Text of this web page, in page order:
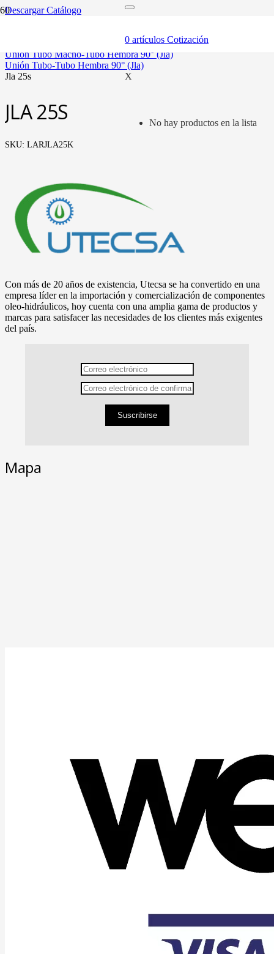
0 artículos Cotización
X
No hay productos en la lista
Descargar Catálogo
unión tubo macho-tubo hembra 90° (jla)
unión tubo-tubo hembra 90° (jla)
jla 25s
JLA 25S
SKU: LARJLA25K
Con más de 20 años de existencia, Utecsa se ha convertido en una
empresa líder en la importación y comercialización de componentes
oleo-hidráulicos, hoy cuenta con una amplia gama de productos y
marcas para satisfacer las necesidades de los clientes más exigentes
del país.
Suscribirse
Mapa